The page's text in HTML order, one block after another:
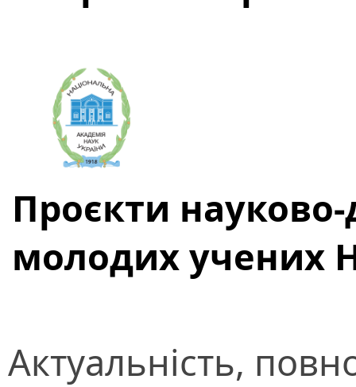
Проєкти науково-
молодих учених
Актуальність,